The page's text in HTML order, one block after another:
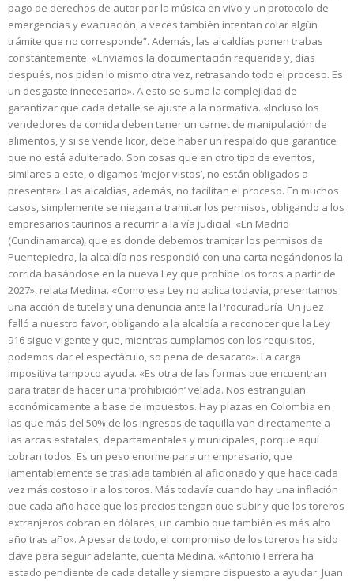
pago de derechos de autor por la música en vivo y un protocolo de
emergencias y evacuación, a veces también intentan colar algún
trámite que no corresponde”. Además, las alcaldías ponen trabas
constantemente. «Enviamos la documentación requerida y, días
después, nos piden lo mismo otra vez, retrasando todo el proceso. Es
un desgaste innecesario». A esto se suma la complejidad de
garantizar que cada detalle se ajuste a la normativa. «Incluso los
vendedores de comida deben tener un carnet de manipulación de
alimentos, y si se vende licor, debe haber un respaldo que garantice
que no está adulterado. Son cosas que en otro tipo de eventos,
similares a este, o digamos ‘mejor vistos’, no están obligados a
presentar». Las alcaldías, además, no facilitan el proceso. En muchos
casos, simplemente se niegan a tramitar los permisos, obligando a los
empresarios taurinos a recurrir a la vía judicial. «En Madrid
(Cundinamarca), que es donde debemos tramitar los permisos de
Puentepiedra, la alcaldía nos respondió con una carta negándonos la
corrida basándose en la nueva Ley que prohíbe los toros a partir de
2027», relata Medina. «Como esa Ley no aplica todavía, presentamos
una acción de tutela y una denuncia ante la Procuraduría. Un juez
falló a nuestro favor, obligando a la alcaldía a reconocer que la Ley
916 sigue vigente y que, mientras cumplamos con los requisitos,
podemos dar el espectáculo, so pena de desacato». La carga
impositiva tampoco ayuda. «Es otra de las formas que encuentran
para tratar de hacer una ‘prohibición’ velada. Nos estrangulan
económicamente a base de impuestos. Hay plazas en Colombia en
las que más del 50% de los ingresos de taquilla van directamente a
las arcas estatales, departamentales y municipales, porque aquí
cobran todos. Es un peso enorme para un empresario, que
lamentablemente se traslada también al aficionado y que hace cada
vez más costoso ir a los toros. Más todavía cuando hay una inflación
que cada año hace que los precios tengan que subir y que los toreros
extranjeros cobran en dólares, un cambio que también es más alto
año tras año». A pesar de todo, el compromiso de los toreros ha sido
clave para seguir adelante, cuenta Medina. «Antonio Ferrera ha
estado pendiente de cada detalle y siempre dispuesto a ayudar. Juan